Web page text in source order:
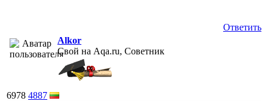
Ответить
Alkor
Свой на Aqa.ru, Советник
6978 4887